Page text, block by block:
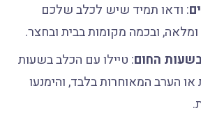
: ודאו תמיד שיש לכלב שלכם
ובכמה מקומות בבית ובחצר.
החום: טיילו עם הכלב בשעות
הערב המאוחרות בלבד, והימנעו